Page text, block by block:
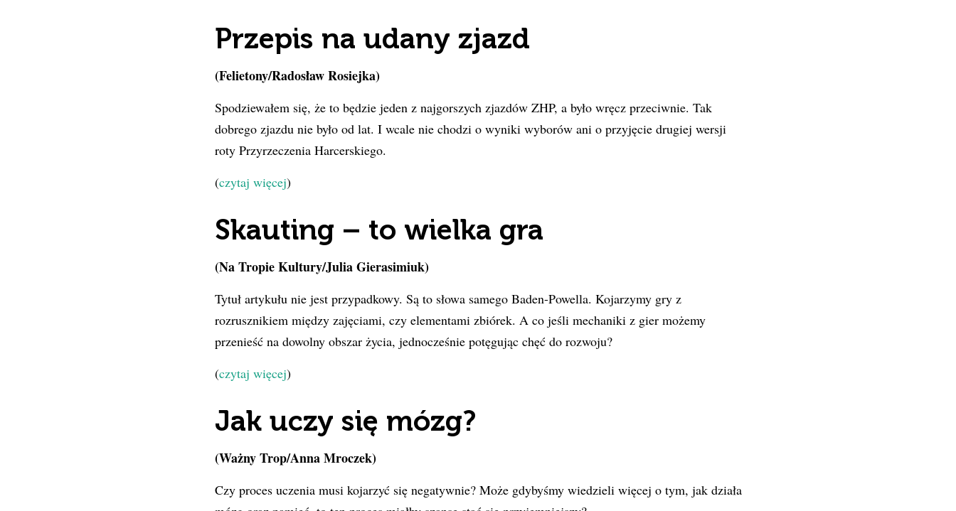
Przepis na udany zjazd
(Felietony/Radosław Rosiejka)
Spodziewałem się, że to będzie jeden z najgorszych zjazdów ZHP, a było wręcz przeciwnie. Tak
dobrego zjazdu nie było od lat. I wcale nie chodzi o wyniki wyborów ani o przyjęcie drugiej wersji
roty Przyrzeczenia Harcerskiego.
(czytaj więcej)
Skauting – to wielka gra
(Na Tropie Kultury/Julia Gierasimiuk)
Tytuł artykułu nie jest przypadkowy. Są to słowa samego Baden-Powella. Kojarzymy gry z
rozrusznikiem między zajęciami, czy elementami zbiórek. A co jeśli mechaniki z gier możemy
przenieść na dowolny obszar życia, jednocześnie potęgując chęć do rozwoju?
(czytaj więcej)
Jak uczy się mózg?
(Ważny Trop/Anna Mroczek)
Czy proces uczenia musi kojarzyć się negatywnie? Może gdybyśmy wiedzieli więcej o tym, jak działa